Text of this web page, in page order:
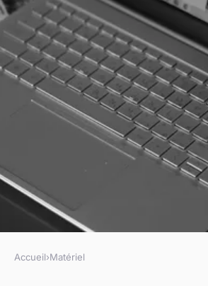
Accueil›Matériel